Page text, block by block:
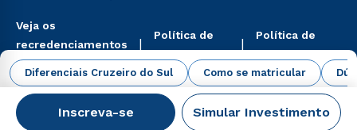
Diferenciais Cruzeiro do Sul Como se matricular
Inscreva-se Simular Investimento
Veja os
recredenciamentos
aqui
Política de
Privacidade
Política de
Cookies